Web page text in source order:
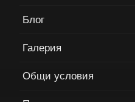
Блог
Галерия
Общи условия